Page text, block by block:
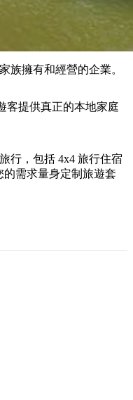
族擁有和經營的企業。
客提供真正的本地家庭
行，包括 4x4 旅行住宿
需求量身定制旅遊套